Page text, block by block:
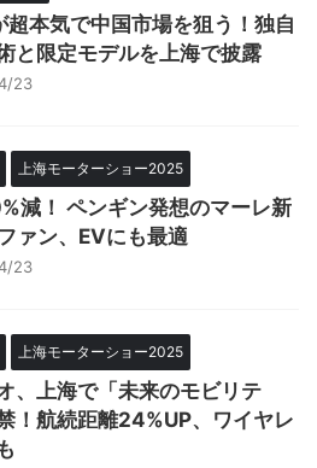
超本気で中国市場を狙う！独自
と限定モデルを上海で披露
23
上海モーターショー2025
減！ ペンギン発想のマーレ新
ァン、EVにも最適
23
上海モーターショー2025
、上海で「未来のモビリテ
！航続距離24%UP、ワイヤレ